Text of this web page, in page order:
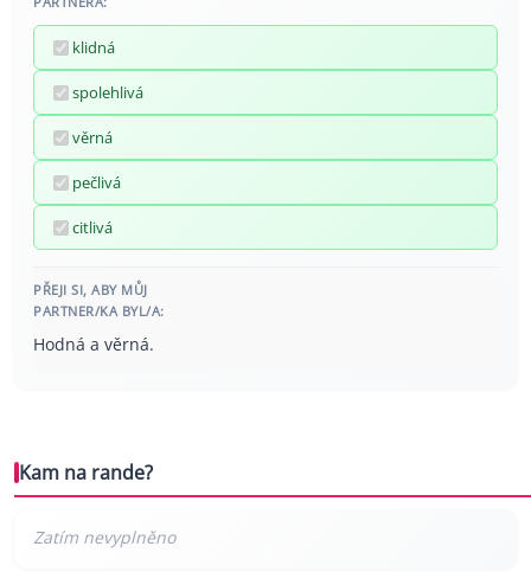
klidná
spolehlivá
věrná
pečlivá
citlivá
PŘEJI SI, ABY MŮJ
PARTNER/KA BYL/A:
Hodná a věrná.
Kam na rande?